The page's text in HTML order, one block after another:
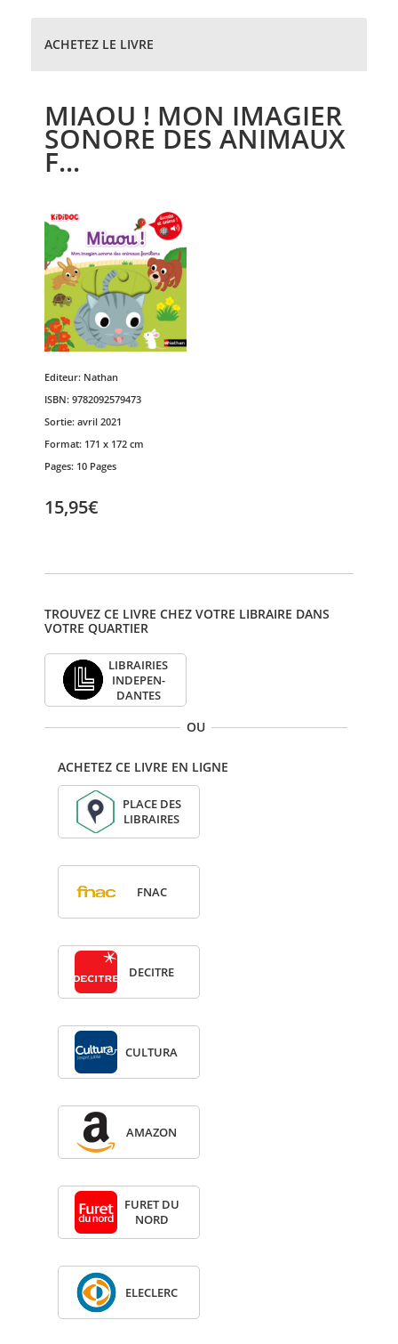
ACHETEZ LE LIVRE
MIAOU ! MON IMAGIER
SONORE DES ANIMAUX
F...
Editeur: Nathan
ISBN: 9782092579473
Sortie: avril 2021
Format: 171 x 172 cm
Pages: 10 Pages
15,95€
TROUVEZ CE LIVRE CHEZ VOTRE LIBRAIRE DANS
VOTRE QUARTIER
LIBRAI­RIES
INDE­PEN­
DANTES
OU
ACHETEZ CE LIVRE EN LIGNE
PLACE DES
LIBRAIRES
FNAC
DECITRE
CULTURA
AMA­ZON
FURET DU
NORD
ELE­CLERC